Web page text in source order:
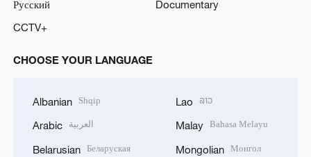
Русский
Documentary
CCTV+
CHOOSE YOUR LANGUAGE
Albanian Shqip
Arabic العربية
Belarusian Беларуская
Lao ລາວ
Malay Bahasa Melayu
Mongolian Монгол